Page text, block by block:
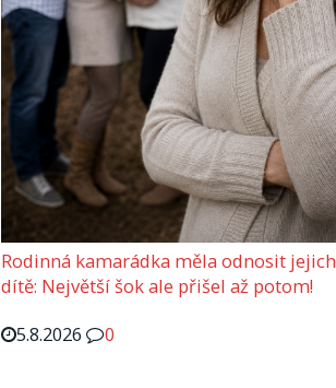
Rodinná kamarádka měla odnosit jejich
dítě: Největší šok ale přišel až potom!
5.8.2026
0